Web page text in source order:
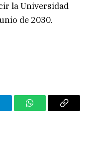
la Universidad
de 2030.
WhatsAppCopy